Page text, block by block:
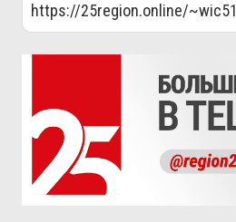
https://25region.online/~wic51